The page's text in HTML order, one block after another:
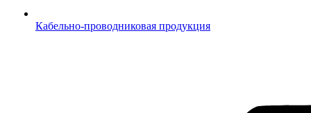
Кабельно-проводниковая продукция